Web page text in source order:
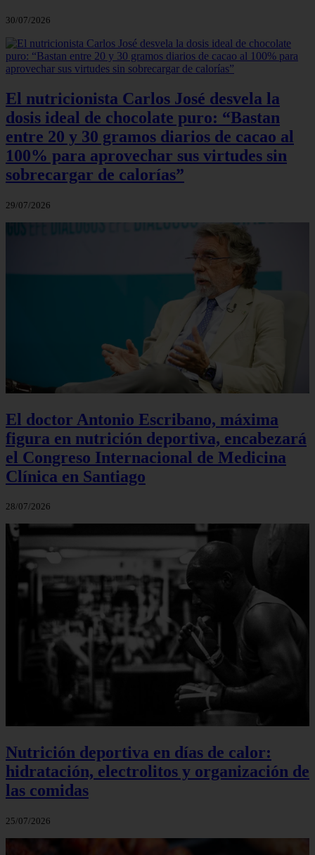
30/07/2026
El nutricionista Carlos José desvela la
dosis ideal de chocolate puro: “Bastan
entre 20 y 30 gramos diarios de cacao al
100% para aprovechar sus virtudes sin
sobrecargar de calorías”
29/07/2026
El doctor Antonio Escribano, máxima
figura en nutrición deportiva, encabezará
el Congreso Internacional de Medicina
Clínica en Santiago
28/07/2026
Nutrición deportiva en días de calor:
hidratación, electrolitos y organización de
las comidas
25/07/2026